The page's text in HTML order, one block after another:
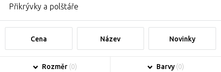
Přikrývky a polštáře
Cena Název Novinky
Rozměr (0) Barvy (0)